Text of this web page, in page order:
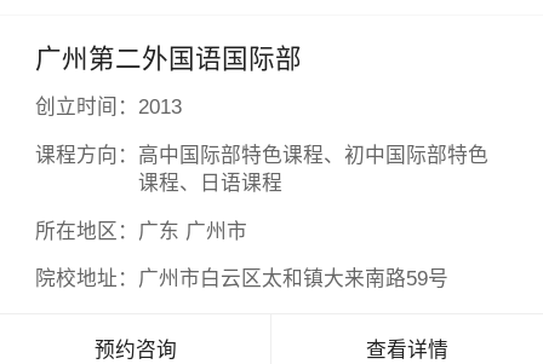
广州第二外国语国际部
创立时间： 2013
课程方向： 高中国际部特色课程、初中国际部特色
课程、日语课程
所在地区： 广东 广州市
院校地址： 广州市白云区太和镇大来南路59号
预约咨询 查看详情